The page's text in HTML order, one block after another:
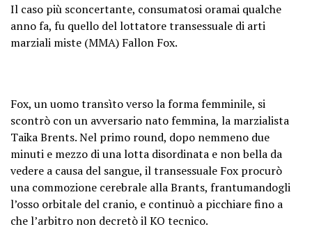
Il caso più sconcertante, consumatosi oramai qualche
anno fa, fu quello del lottatore transessuale di arti
marziali miste (MMA) Fallon Fox.
Fox, un uomo transìto verso la forma femminile, si
scontrò con un avversario nato femmina, la marzialista
Taika Brents. Nel primo round, dopo nemmeno due
minuti e mezzo di una lotta disordinata e non bella da
vedere a causa del sangue, il transessuale Fox procurò
una commozione cerebrale alla Brants, frantumandogli
l’osso orbitale del cranio, e continuò a picchiare fino a
che l’arbitro non decretò il KO tecnico.